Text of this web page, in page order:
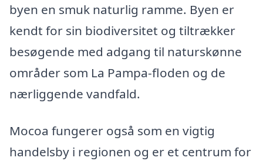
byen en smuk naturlig ramme. Byen er
kendt for sin biodiversitet og tiltrækker
besøgende med adgang til naturskønne
områder som La Pampa-floden og de
nærliggende vandfald.
Mocoa fungerer også som en vigtig
handelsby i regionen og er et centrum for